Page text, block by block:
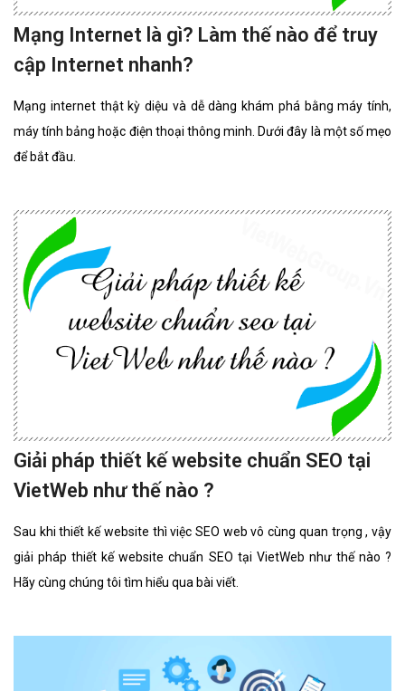
Mạng Internet là gì? Làm thế nào để truy
cập Internet nhanh?
Mạng internet thật kỳ diệu và dễ dàng khám phá bằng máy tính,
máy tính bảng hoặc điện thoại thông minh. Dưới đây là một số mẹo
để bắt đầu.
Giải pháp thiết kế website chuẩn SEO tại
VietWeb như thế nào ?
Sau khi thiết kế website thì việc SEO web vô cùng quan trọng , vậy
giải pháp thiết kế website chuẩn SEO tại VietWeb như thế nào ?
Hãy cùng chúng tôi tìm hiểu qua bài viết.